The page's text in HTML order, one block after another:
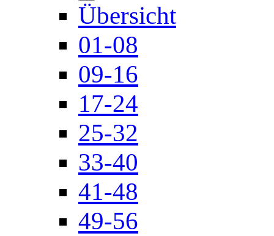
Übersicht
01-08
09-16
17-24
25-32
33-40
41-48
49-56